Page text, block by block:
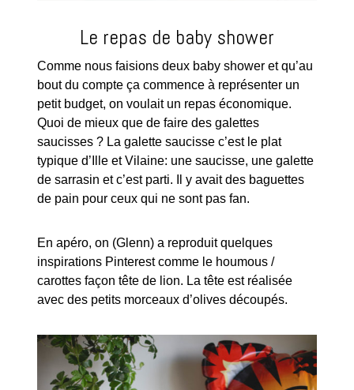
Le repas de baby shower
Comme nous faisions deux baby shower et qu’au
bout du compte ça commence à représenter un
petit budget, on voulait un repas économique.
Quoi de mieux que de faire des galettes
saucisses ? La galette saucisse c’est le plat
typique d’Ille et Vilaine: une saucisse, une galette
de sarrasin et c’est parti. Il y avait des baguettes
de pain pour ceux qui ne sont pas fan.
En apéro, on (Glenn) a reproduit quelques
inspirations Pinterest comme le houmous /
carottes façon tête de lion. La tête est réalisée
avec des petits morceaux d’olives découpés.